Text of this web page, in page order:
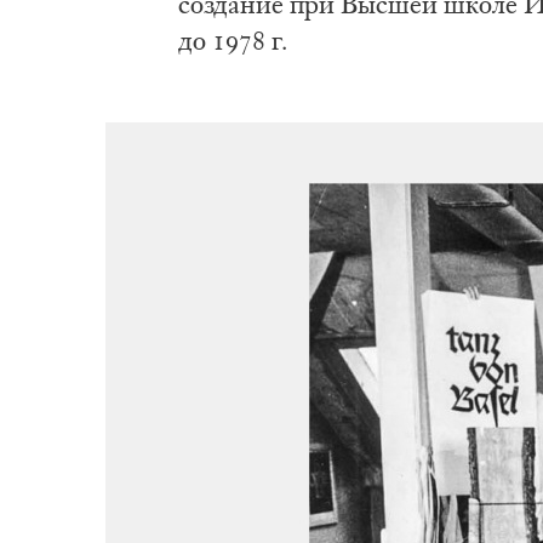
до 1978 г.